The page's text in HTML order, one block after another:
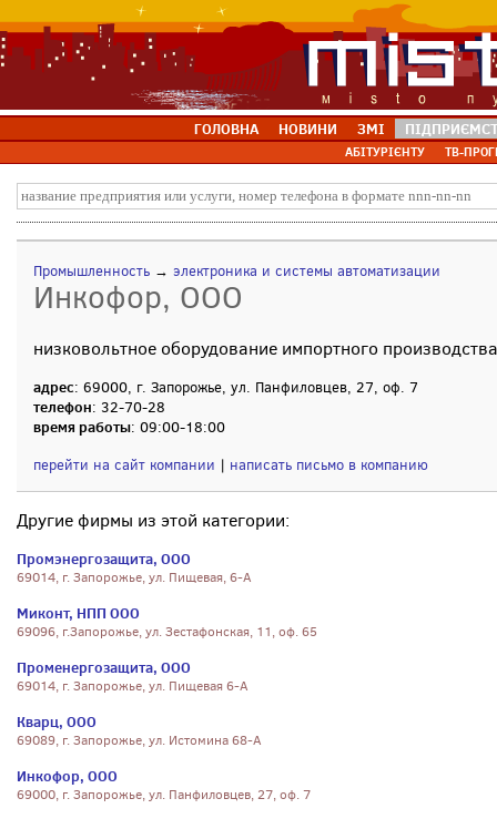
ГОЛОВНА НОВИНИ ЗМІ
АБІТУРІЄНТУ ТВ-
Промышленность → электроника и системы автоматизации
Инкофор, ООО
низковольтное оборудование импортного производства
адрес: 69000, г. Запорожье, ул. Панфиловцев, 27, оф. 7
телефон: 32-70-28
время работы: 09:00-18:00
перейти на сайт компании | написать письмо в компанию
Другие фирмы из этой категории:
Промэнергозащита, ООО
69014, г. Запорожье, ул. Пищевая, 6-А
Миконт, НПП ООО
69096, г.Запорожье, ул. Зестафонская, 11, оф. 65
Променергозащита, ООО
69014, г. Запорожье, ул. Пищевая 6-А
Кварц, ООО
69089, г. Запорожье, ул. Истомина 68-А
Инкофор, ООО
69000, г. Запорожье, ул. Панфиловцев, 27, оф. 7